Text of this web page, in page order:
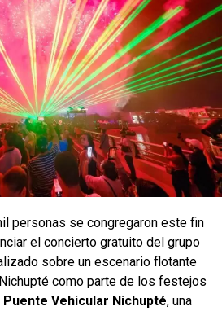
contempla más de 70
América y Europa. Tras su paso
con conciertos programados
Brasil, Japón, Corea del Sur,
Unido, entre otros países. La
que se evalúan nuevas fechas
demanda registrada en diversas
personas se congregaron este fin
el concierto gratuito del grupo
sobre un escenario flotante
como parte de los festejos
Puente Vehicular Nichupté, una